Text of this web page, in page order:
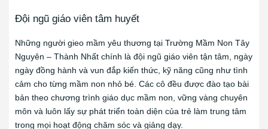
Đội ngũ giáo viên tâm huyết
Những người gieo mầm yêu thương tại Trường Mầm Non Tây
Nguyên – Thành Nhất chính là đội ngũ giáo viên tận tâm, ngày
ngày đồng hành và vun đắp kiến thức, kỹ năng cũng như tình
cảm cho từng mầm non nhỏ bé. Các cô đều được đào tạo bài
bản theo chương trình giáo dục mầm non, vững vàng chuyên
môn và luôn lấy sự phát triển toàn diện của trẻ làm trung tâm
trong mọi hoạt động chăm sóc và giảng dạy.